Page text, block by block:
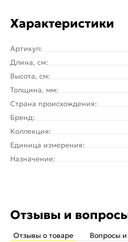
Характеристики
Артикул:
Длина, см:
Высота, см:
Толщина, мм:
Страна происхождения:
Бренд:
Коллекция:
Единица измерения:
Назначение:
Отзывы и
Отзывы о товаре Вопросы